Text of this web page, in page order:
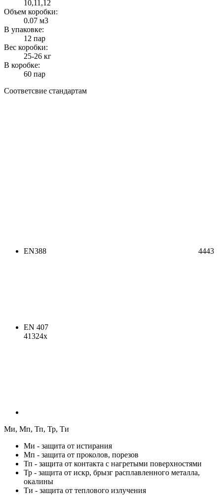
10,11,12
Объем коробки:
0.07 м3
В упаковке:
12 пар
Вес коробки:
25-26 кг
В коробке:
60 пар
Соответсвие стандартам
EN388 4443
EN 407
41324x
Ми, Мп, Тп, Тр, Ти
Ми - защита от истирания
Мп - защита от проколов, порезов
Тп - защита от контакта с нагретыми поверхностями
Тр - защита от искр, брызг расплавленного металла,
окалины
Ти - защита от теплового излучения